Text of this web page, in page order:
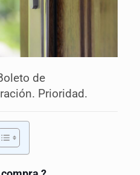
de
Prioridad.